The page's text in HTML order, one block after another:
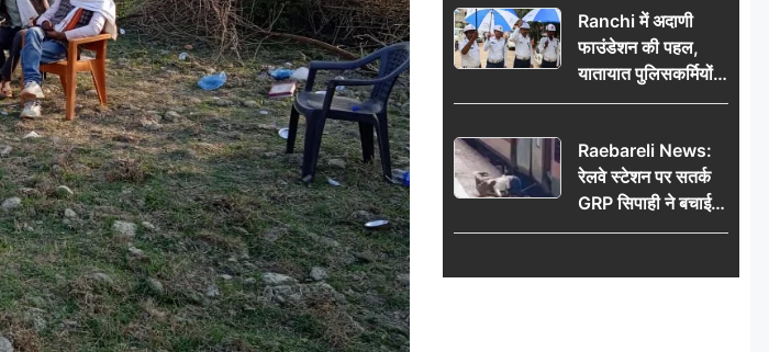
Ranchi में अदाणी
फाउंडेशन की पहल,
यातायात पुलिसकर्मियों
को वितरित किए गए छाते
Raebareli News:
रेलवे स्टेशन पर सतर्क
GRP सिपाही ने बचाई
महिला की जान, चलती
हादसा टला; घटना